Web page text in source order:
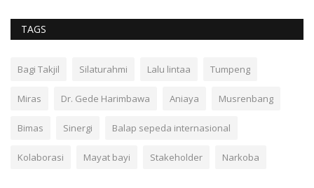
TAGS
Bagi Takjil Silaturahmi Lalu lintaa Tumpeng
Miras Dr. Gede Harimbawa Aniaya Musrenbang
Bimas Sinergi Balap sepeda internasional
Kolaborasi Mayat bayi Stakeholder Narkoba